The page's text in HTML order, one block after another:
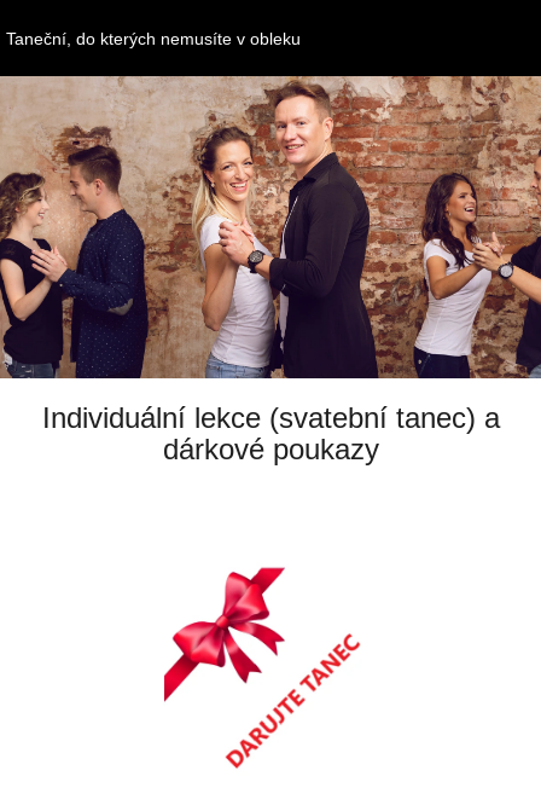
naTaneční, do kterých nemusíte v obleku
Individuální lekce (svatební tanec) a
dárkové poukazy